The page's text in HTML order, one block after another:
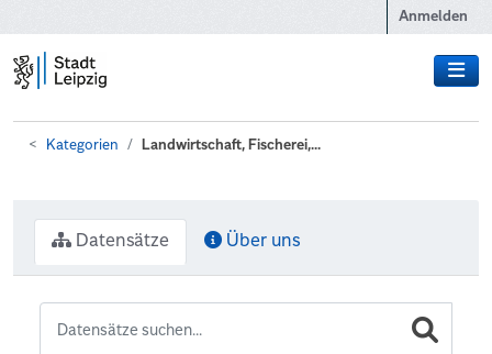
Anmelden
Kategorien Landwirtschaft, Fischerei,...
Datensätze Über uns